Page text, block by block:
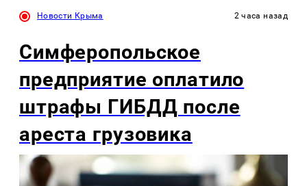
Новости Крыма 2 часа назад
Симферопольское
предприятие оплатило
штрафы ГИБДД после
ареста грузовика